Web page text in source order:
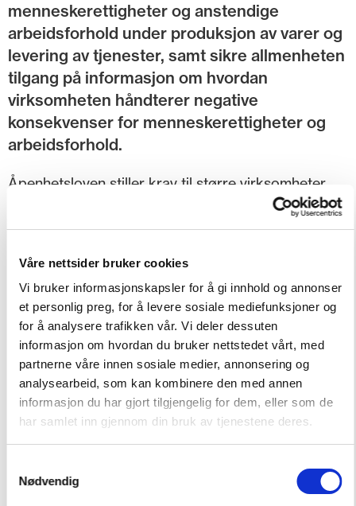
Våre nettsider bruker cookies
Vi bruker informasjonskapsler for å gi innhold og annonser
et personlig preg, for å levere sosiale mediefunksjoner og
for å analysere trafikken vår. Vi deler dessuten
informasjon om hvordan du bruker nettstedet vårt, med
partnerne våre innen sosiale medier, annonsering og
analysearbeid, som kan kombinere den med annen
informasjon du har gjort tilgjengelig for dem, eller som de
har samlet inn gjennom din bruk av tjenestene deres.
Nødvendig
menneskerettigheter og anstendige
arbeidsforhold under produksjon av varer og
levering av tjenester, samt sikre allmenheten
tilgang på informasjon om hvordan
virksomheten håndterer negative
konsekvenser for menneskerettigheter og
arbeidsforhold.
Åpenhetsloven stiller krav til større virksomheter
lokalisert i Norge eller som tilbyr varer og tjenester i
eller utenfor landet og omfatter derfor for Avarn
Invest AS, Avarn Security Group AS, Avarn Security
Holding AS, Avarn Security AS, Avarn Security
Service AS, Avarn Security Aviation AS, AS Skan-
Kontroll, Nokas AS og Nokas Verdihåndtering AS. I
vårfelles redegjørelse kan du lese mer om hvordan
vi etterlever de krav som åpenhetsloven stiller.